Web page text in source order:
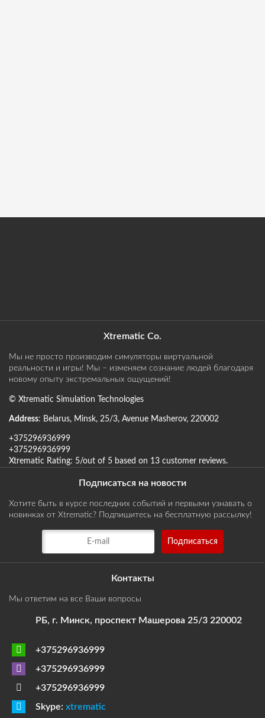
Xtrematic Co.
Мы не просто производим симуляторы виртуальной
реальности и игры! Мы – изменяем сознание людей благодаря
новому опыту экстремальных ощущений!
© Xtrematic Simulation Technologies
Address: Belarus, Minsk, 25/3, Avenue Masherov, 220002
+375296936999
+375296936999
Xtrematic Rating: 5/out of 5 based on 13 customer reviews.
Подписаться на новости
Хотите быть в курсе последних событий и первыми узнавать о
новинках от Xtrematic? Подпишитесь на бесплатную рассылку!
Контакты
Мы ответим на все Ваши вопросы
РБ, г. Минск, проспект Машерова 25/3 220002
+375296936999
+375296936999
+375296936999
Skype: xtrematic